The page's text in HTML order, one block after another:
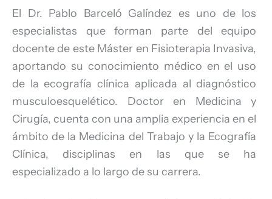
El Dr. Pablo Barceló Galíndez es uno de los
especialistas que forman parte del equipo
docente de este Máster en Fisioterapia Invasiva,
aportando su conocimiento médico en el uso
de la ecografía clínica aplicada al diagnóstico
musculoesquelético. Doctor en Medicina y
Cirugía, cuenta con una amplia experiencia en el
ámbito de la Medicina del Trabajo y la Ecografía
Clínica, disciplinas en las que se ha
especializado a lo largo de su carrera.